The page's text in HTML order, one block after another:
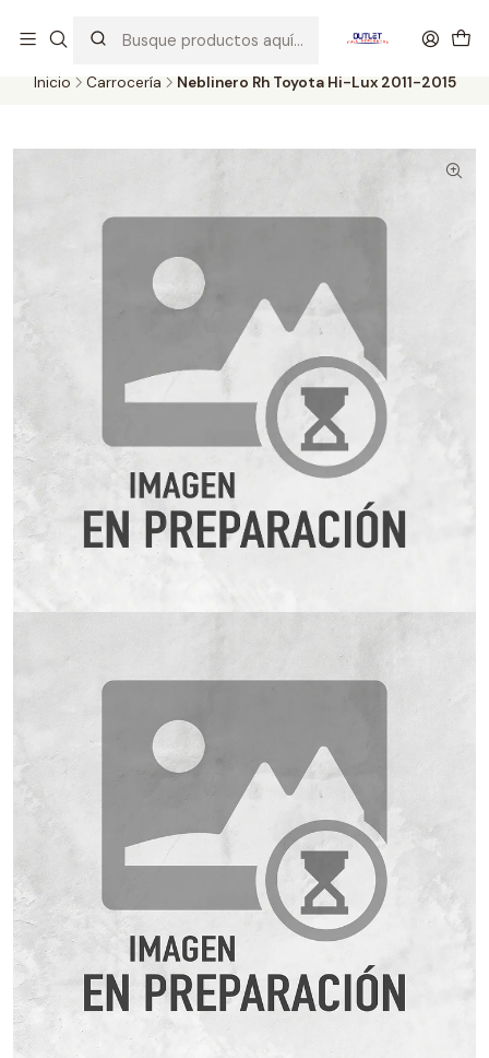
probados con altos estándares de calidad.
Inicio Carrocería Neblinero Rh Toyota Hi-Lux 2011-2015